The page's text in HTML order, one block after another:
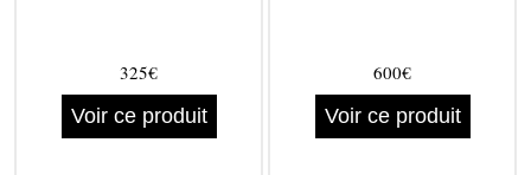
325€
Voir ce produit
600€
Voir ce produit